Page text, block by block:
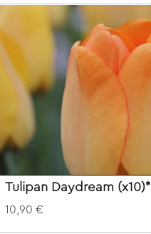
Tulipan Daydream (x10)*
10,90 €